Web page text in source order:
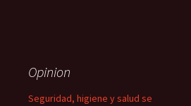
Opinion
Seguridad, higiene y salud se